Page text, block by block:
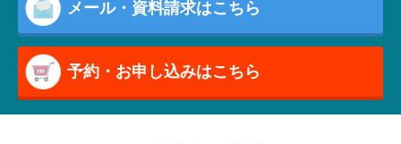
メール・資料請求はこちら
予約・お申し込みはこちら